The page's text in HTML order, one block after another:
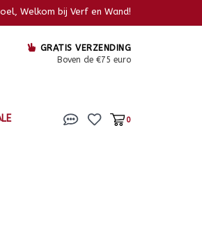
Welkom bij Verf en Wand!
GRATIS VERZENDING
Boven de €75 euro
0